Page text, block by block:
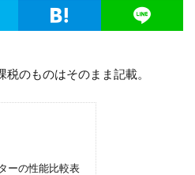
のものはそのまま記載。
ーの性能比較表